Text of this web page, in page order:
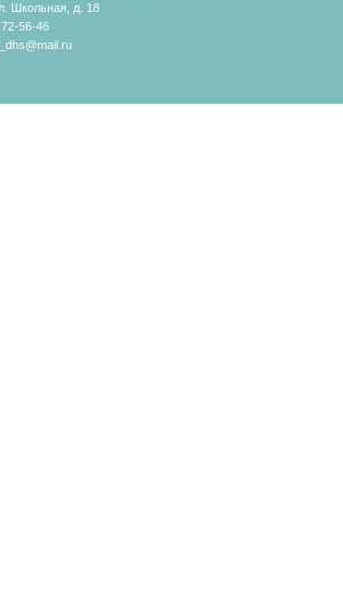
Школьная, д. 18
56-46